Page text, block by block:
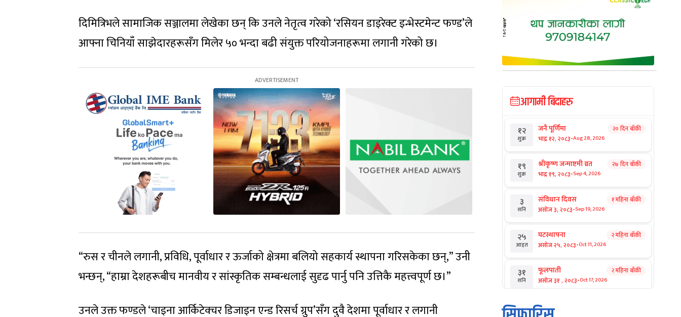
दिमित्रिभले सामाजिक सञ्जालमा लेखेका छन् कि उनले नेतृत्व गरेको ‘रसियन डाइरेक्ट इन्भेस्टमेन्ट फण्ड’ले
आफ्ना चिनियाँ साझेदारहरूसँग मिलेर ५० भन्दा बढी संयुक्त परियोजनाहरूमा लगानी गरेको छ।
“रुस र चीनले लगानी, प्रविधि, पूर्वाधार र ऊर्जाको क्षेत्रमा बलियो सहकार्य स्थापना गरिसकेका छन्,” उनी
भन्छन्, “हाम्रा देशहरूबीच मानवीय र सांस्कृतिक सम्बन्धलाई सुदृढ पार्नु पनि उत्तिकै महत्त्वपूर्ण छ।”
उनले उक्त फण्डले ‘चाइना आर्किटेक्चर डिजाइन एन्ड रिसर्च ग्रुप’सँग दुवै देशमा पूर्वाधार र लगानी
आगामी बिदाहरु
१२
शुक्र
जनै पूर्णिमा
भाद्र १२, २०८३-Aug 28, 2026
२० दिन बाँकी
१९
शुक्र
श्रीकृष्ण जन्माष्टमी व्रत
भाद्र १९, २०८३-Sep 4, 2026
२७ दिन बाँकी
३
शनि
संविधान दिवस
असोज ३, २०८३-Sep 19, 2026
१ महिना बाँकी
२५
आइत
घटस्थापना
असोज २५, २०८३-Oct 11, 2026
२ महिना बाँकी
३१
शनि
फूलपाती
असोज ३१ , २०८३-Oct 17, 2026
२ महिना बाँकी
१ कार्तिक सङ्क्रान्ति